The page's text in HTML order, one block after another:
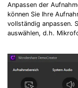
Anpassen der
können Sie Ihre
vollständig anpassen.
auswählen, d.h.